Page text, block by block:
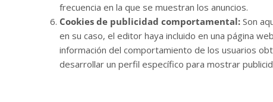
frecuencia en la que se muestran los anuncios.
Cookies de publicidad comportamental: Son
en su caso, el editor haya incluido en una página
información del comportamiento de los usuarios
desarrollar un perfil específico para mostrar